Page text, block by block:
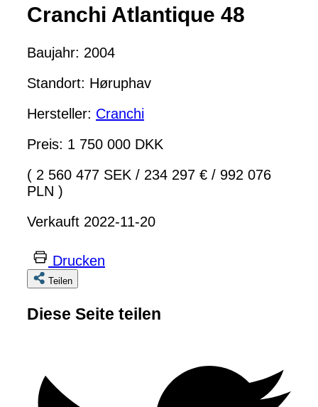
Cranchi Atlantique 48
Baujahr: 2004
Standort: Høruphav
Hersteller: Cranchi
Preis: 1 750 000 DKK
( 2 560 477 SEK / 234 297 € / 992 076
PLN )
Verkauft 2022-11-20
Drucken
Teilen
Diese Seite teilen